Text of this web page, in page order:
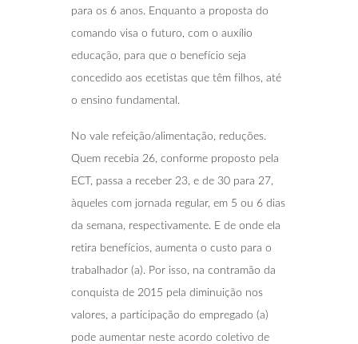
para os 6 anos. Enquanto a proposta do
comando visa o futuro, com o auxílio
educação, para que o benefício seja
concedido aos ecetistas que têm filhos, até
o ensino fundamental.
No vale refeição/alimentação, reduções.
Quem recebia 26, conforme proposto pela
ECT, passa a receber 23, e de 30 para 27,
àqueles com jornada regular, em 5 ou 6 dias
da semana, respectivamente. E de onde ela
retira benefícios, aumenta o custo para o
trabalhador (a). Por isso, na contramão da
conquista de 2015 pela diminuição nos
valores, a participação do empregado (a)
pode aumentar neste acordo coletivo de